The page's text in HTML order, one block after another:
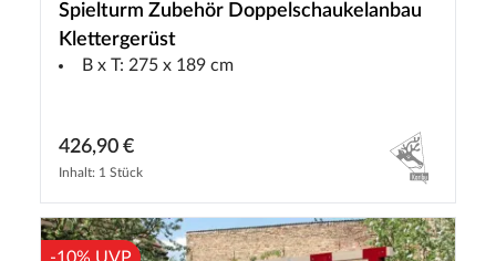
Spielturm Zubehör Doppelschaukelanbau
Klettergerüst
B x T: 275 x 189 cm
426,90 €
Inhalt: 1 Stück